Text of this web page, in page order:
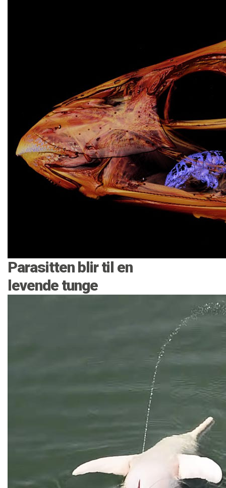
Parasitten blir til en
levende tunge